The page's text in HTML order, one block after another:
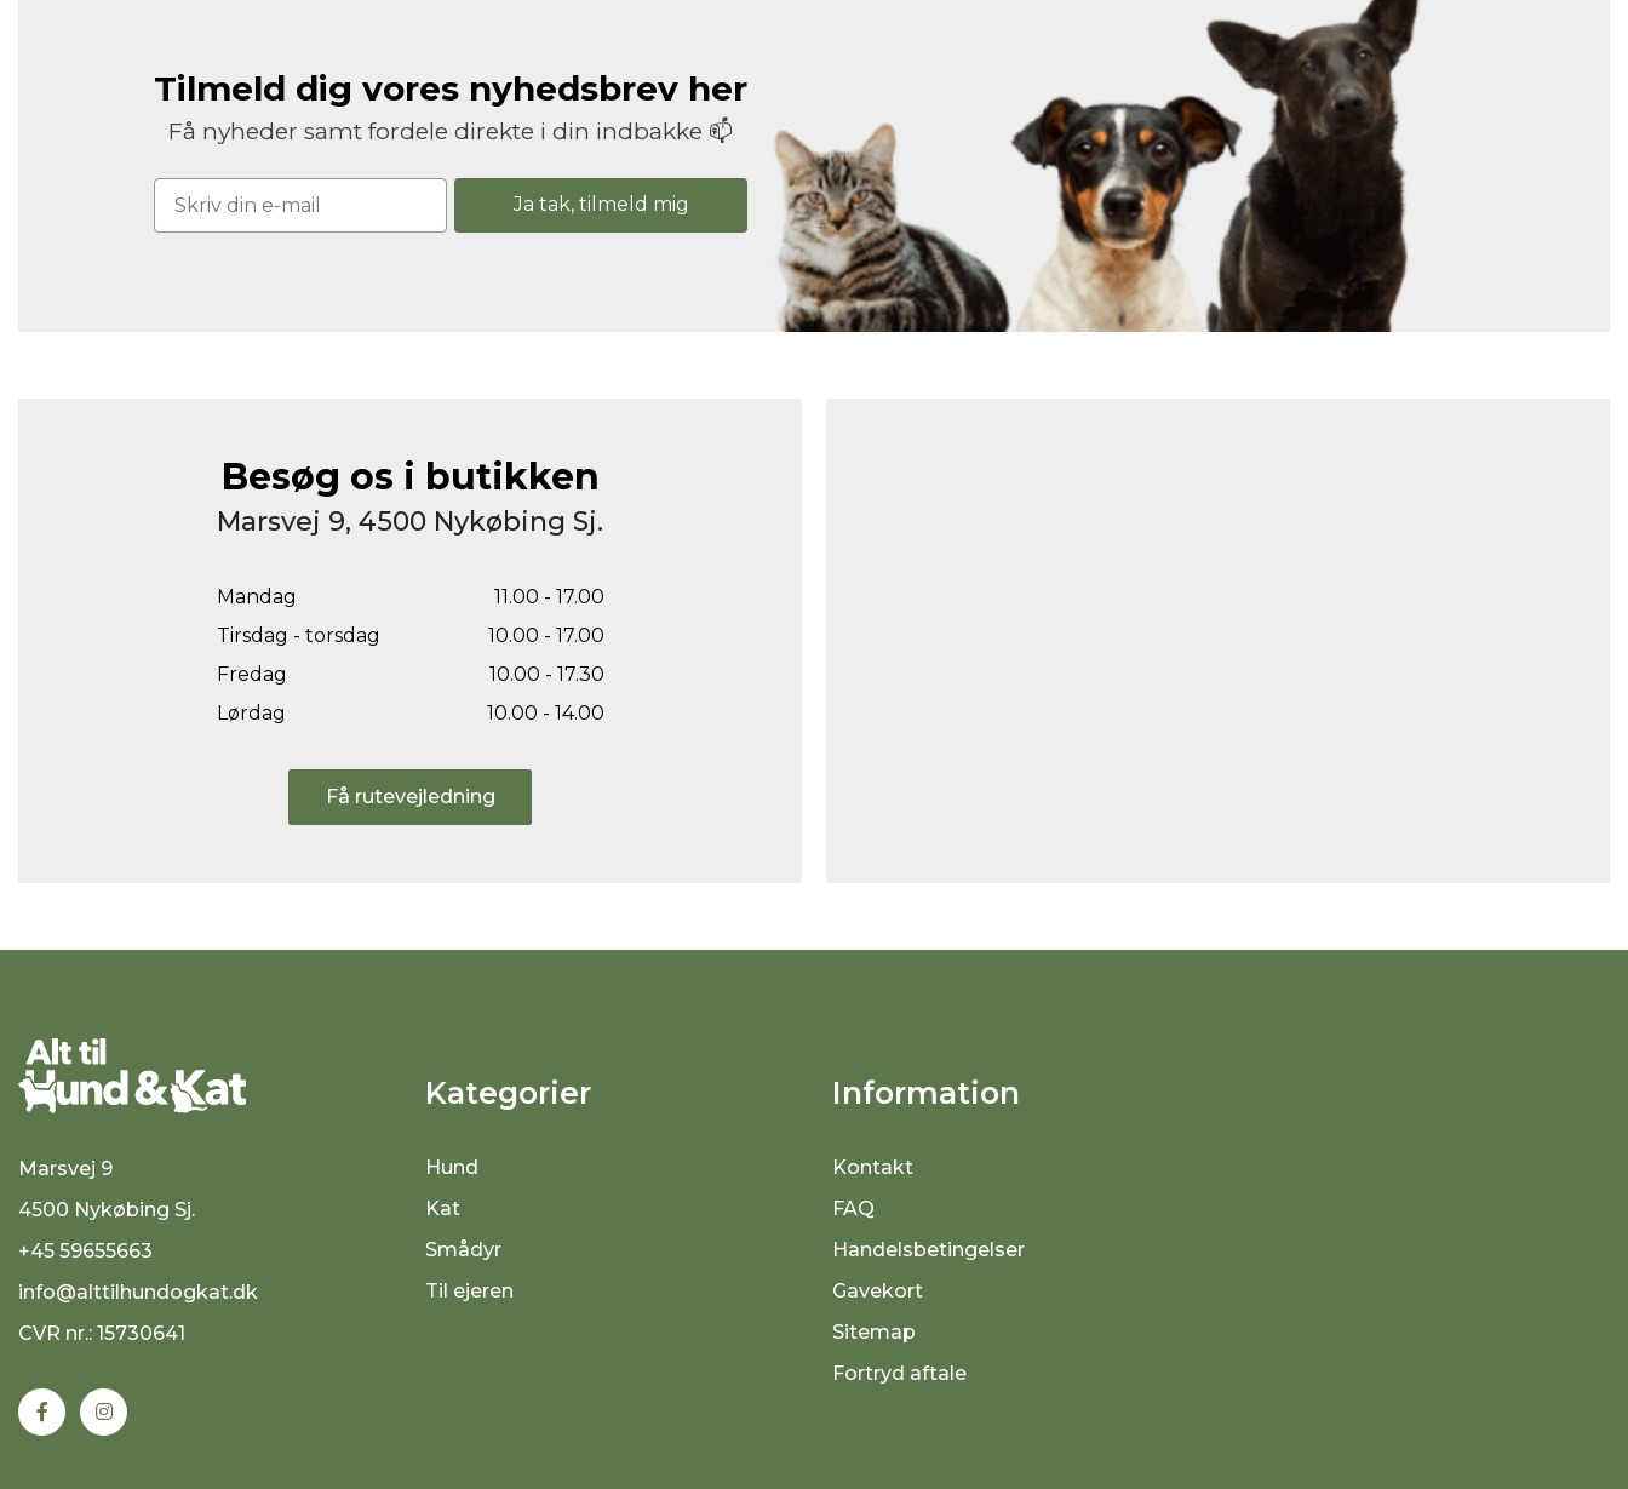
Tilmeld dig vores nyhedsbrev her
Få nyheder samt fordele direkte i din indbakke 📫
Ja tak, tilmeld mig
Besøg os i butikken
Marsvej 9, 4500 Nykøbing Sj.
Mandag
11.00 - 17.00
Tirsdag - torsdag
10.00 - 17.00
Fredag
10.00 - 17.30
Lørdag
10.00 - 14.00
Få rutevejledning
Marsvej 9
4500 Nykøbing Sj.
+45 59655663
info@alttilhundogkat.dk
CVR nr.: 15730641
Kategorier
Hund
Kat
Smådyr
Til ejeren
Information
Kontakt
FAQ
Handelsbetingelser
Gavekort
Sitemap
Fortryd aftale